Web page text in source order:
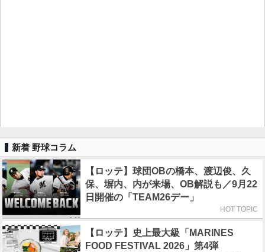
新着 野球コラム
【ロッテ】球団OBの橋本、渡辺俊、久
保、塀内、内が来場、OB解説も／9月22
日開催の「TEAM26デー」
HOT TOPIC
【ロッテ】史上最大級「MARINES
FOOD FESTIVAL 2026」第4弾